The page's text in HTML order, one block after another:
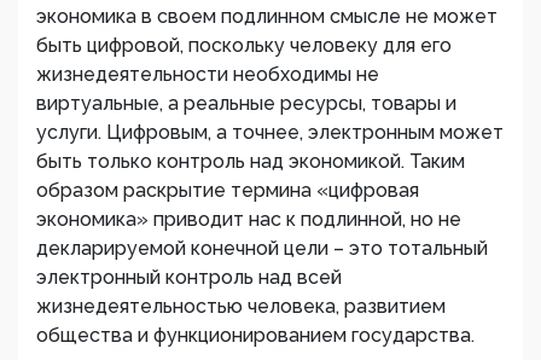
экономика в своем подлинном смысле не может
быть цифровой, поскольку человеку для его
жизнедеятельности необходимы не
виртуальные, а реальные ресурсы, товары и
услуги. Цифровым, а точнее, электронным может
быть только контроль над экономикой. Таким
образом раскрытие термина «цифровая
экономика» приводит нас к подлинной, но не
декларируемой конечной цели – это тотальный
электронный контроль над всей
жизнедеятельностью человека, развитием
общества и функционированием государства.